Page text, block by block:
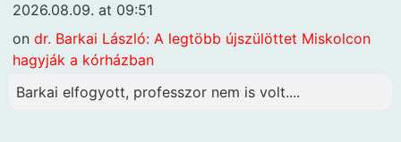
2026.08.09. at 09:51
on dr. Barkai László: A legtöbb újszülöttet Miskolcon
hagyják a kórházban
Barkai elfogyott, professzor nem is volt....